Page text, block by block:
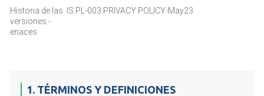
Historia de las
versiones -
enaces
IS.PL-003 PRIVACY POLICY-May23
1. TÉRMINOS Y DEFINICIONES